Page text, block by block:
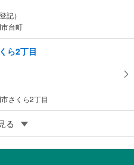
記）
台町
ら2丁目
さくら2丁目
町2丁目
る